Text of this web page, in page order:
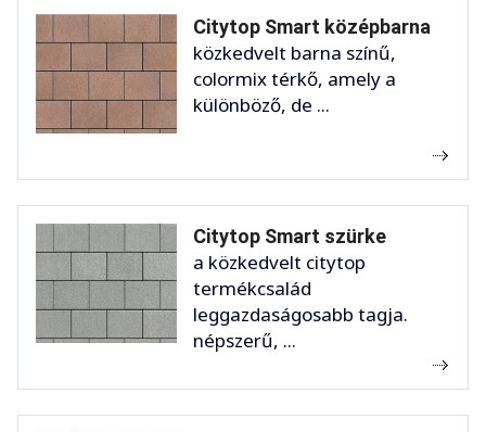
Citytop Smart középbarna
közkedvelt barna színű,
colormix térkő, amely a
különböző, de ...
Citytop Smart szürke
a közkedvelt citytop
termékcsalád
leggazdaságosabb tagja.
népszerű, ...